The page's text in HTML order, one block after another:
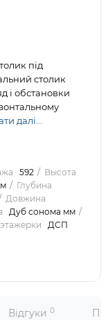
під
столик
і обстановки
далі...
592
Высота
Глубина
Довжина
Дуб сонома мм
ДСП
Відгуки 0